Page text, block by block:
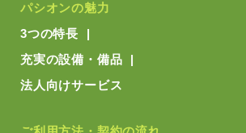
パシオンの魅力
3つの特長
充実の設備・備品
法人向けサービス